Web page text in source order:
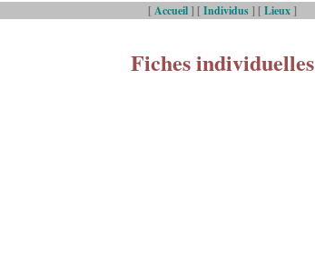
[ Accueil ] [ Individus ] [ Lieux ]
Fiches individuelles